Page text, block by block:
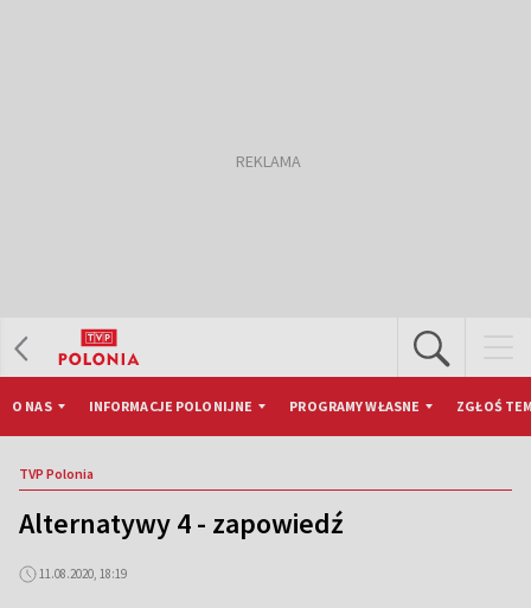
O NAS INFORMACJE POLONIJNE PROGRAMY WŁASNE ZGŁOŚ
TVP Polonia
Alternatywy 4 - zapowiedź
11.08.2020, 18:19